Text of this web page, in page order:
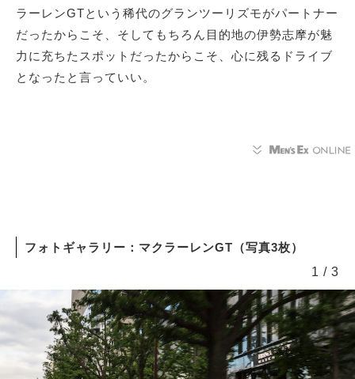
ラーレンGTという稀代のグランツーリズモがパートナー
だったからこそ、そしてもちろん目的地の伊勢志摩が魅
力に充ちたスポットだったからこそ、心に残るドライブ
となったと言っていい。
フォトギャラリー：マクラーレンGT（写真3枚）
1 / 3